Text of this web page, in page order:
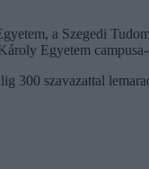
a Szegedi
Egyetem campusa-
300 szavazattal